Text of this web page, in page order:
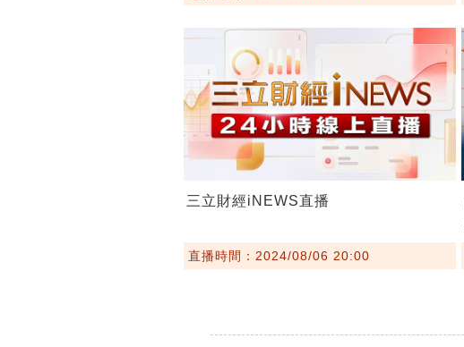
三立財經iNEWS直播
直播時間：2024/08/06 20:00